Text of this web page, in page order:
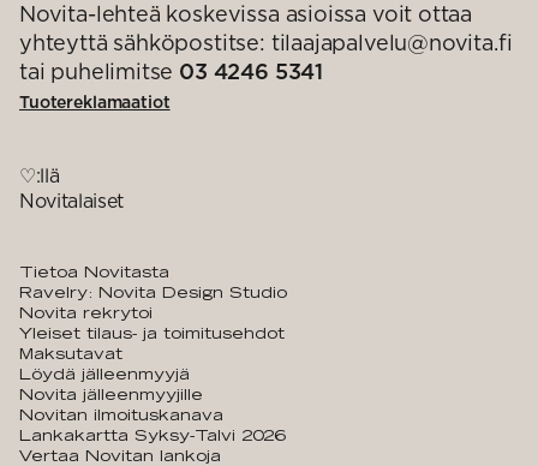
Novita-lehteä koskevissa asioissa voit ottaa
yhteyttä sähköpostitse: tilaajapalvelu@novita.fi
tai puhelimitse 03 4246 5341
Tuotereklamaatiot
♡:llä
Novitalaiset
Tietoa Novitasta
Ravelry: Novita Design Studio
Novita rekrytoi
Yleiset tilaus- ja toimitusehdot
Maksutavat
Löydä jälleenmyyjä
Novita jälleenmyyjille
Novitan ilmoituskanava
Lankakartta Syksy-Talvi 2026
Vertaa Novitan lankoja